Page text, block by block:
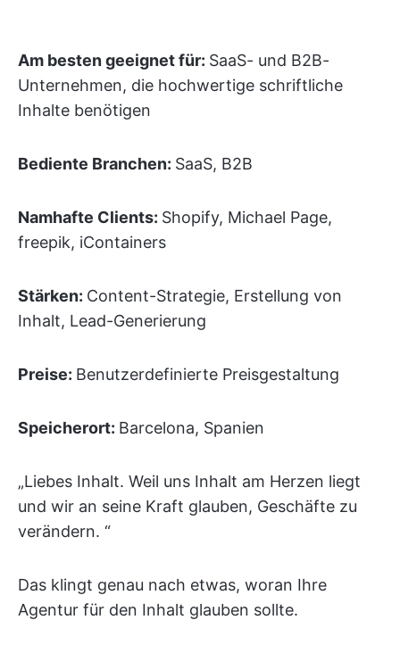
Am besten geeignet für: SaaS- und B2B-
Unternehmen, die hochwertige schriftliche
Inhalte benötigen
Bediente Branchen: SaaS, B2B
Namhafte Clients: Shopify, Michael Page,
freepik, iContainers
Stärken: Content-Strategie, Erstellung von
Inhalt, Lead-Generierung
Preise: Benutzerdefinierte Preisgestaltung
Speicherort: Barcelona, Spanien
„Liebes Inhalt. Weil uns Inhalt am Herzen liegt
und wir an seine Kraft glauben, Geschäfte zu
verändern. “
Das klingt genau nach etwas, woran Ihre
Agentur für den Inhalt glauben sollte.